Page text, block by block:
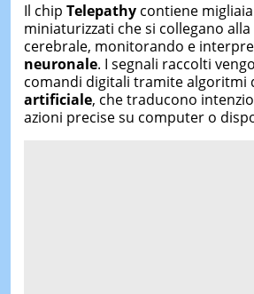
Il chip Telepathycontiene
miniaturizzati che si collegano
cerebrale, monitorando e
neuronale. I segnali raccolti
comandi digitali tramite algoritmi
artificiale, che traducono
azioni precise su computer o